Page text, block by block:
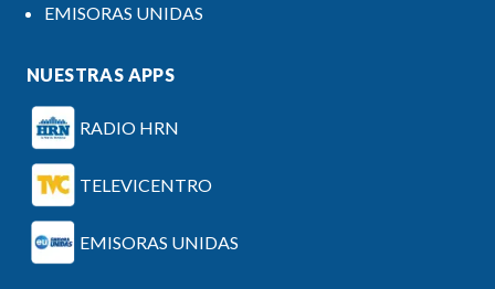
EMISORAS UNIDAS
NUESTRAS APPS
RADIO HRN
TELEVICENTRO
EMISORAS UNIDAS